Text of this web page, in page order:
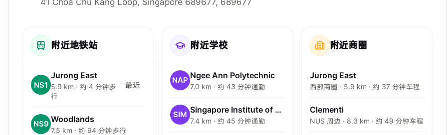
附近地铁站
NS1
Jurong East
5.9 km · 约 4 分钟步
行
最近
NS9 Woodlands
7.5 km · 约 94 分钟步行
附近学校
NAP Ngee Ann Polytechnic
7.0 km · 约 43 分钟通勤
SIM Singapore Institute of Management
7.4 km · 约 45 分钟通勤
附近商圈
Jurong East
西部商圈 · 5.9 km · 约 37 分钟车程
Clementi
NUS 周边 · 8.3 km · 约 49 分钟车程